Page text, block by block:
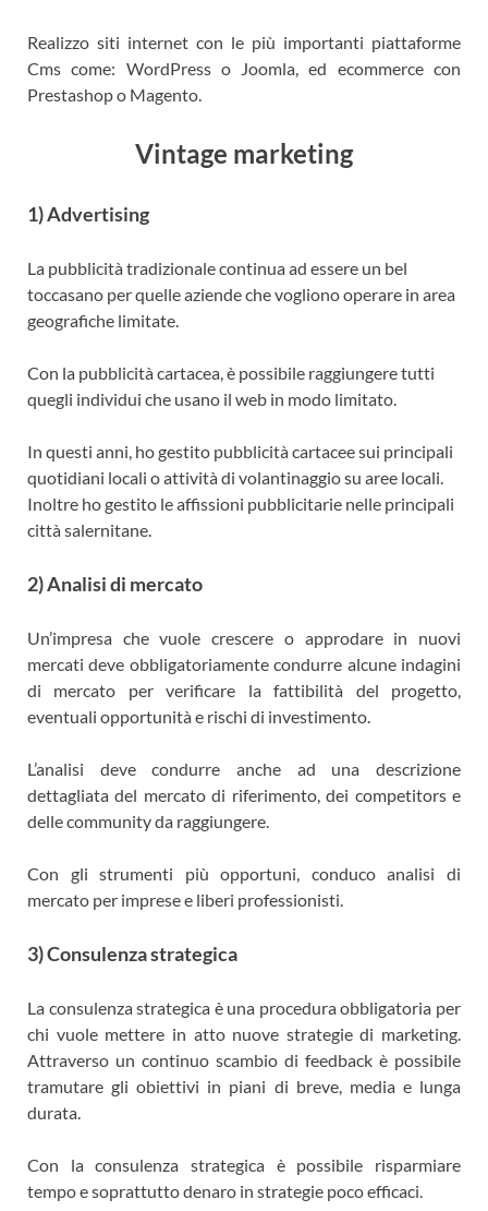
Realizzo siti internet con le più importanti piattaforme
Cms come: WordPress o Joomla, ed ecommerce con
Prestashop o Magento.
Vintage marketing
1) Advertising
La pubblicità tradizionale continua ad essere un bel
toccasano per quelle aziende che vogliono operare in area
geografiche limitate.
Con la pubblicità cartacea, è possibile raggiungere tutti
quegli individui che usano il web in modo limitato.
In questi anni, ho gestito pubblicità cartacee sui principali
quotidiani locali o attività di volantinaggio su aree locali.
Inoltre ho gestito le affissioni pubblicitarie nelle principali
città salernitane.
2) Analisi di mercato
Un’impresa che vuole crescere o approdare in nuovi
mercati deve obbligatoriamente condurre alcune indagini
di mercato per verificare la fattibilità del progetto,
eventuali opportunità e rischi di investimento.
L’analisi deve condurre anche ad una descrizione
dettagliata del mercato di riferimento, dei competitors e
delle community da raggiungere.
Con gli strumenti più opportuni, conduco analisi di
mercato per imprese e liberi professionisti.
3) Consulenza strategica
La consulenza strategica è una procedura obbligatoria per
chi vuole mettere in atto nuove strategie di marketing.
Attraverso un continuo scambio di feedback è possibile
tramutare gli obiettivi in piani di breve, media e lunga
durata.
Con la consulenza strategica è possibile risparmiare
tempo e soprattutto denaro in strategie poco efficaci.